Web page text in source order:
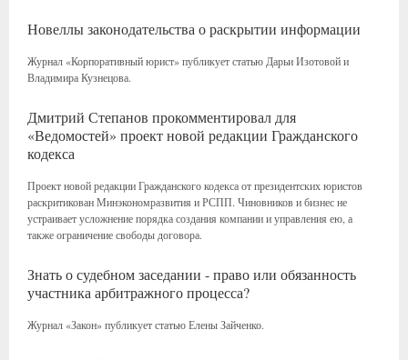
Новеллы законодательства о раскрытии информации
Журнал «Корпоративный юрист» публикует статью Дарьи Изотовой и
Владимира Кузнецова.
Дмитрий Степанов прокомментировал для
«Ведомостей» проект новой редакции Гражданского
кодекса
Проект новой редакции Гражданского кодекса от президентских юристов
раскритикован Минэкономразвития и РСПП. Чиновников и бизнес не
устраивает усложнение порядка создания компании и управления ею, а
также ограничение свободы договора.
Знать о судебном заседании - право или обязанность
участника арбитражного процесса?
Журнал «Закон» публикует статью Елены Зайченко.